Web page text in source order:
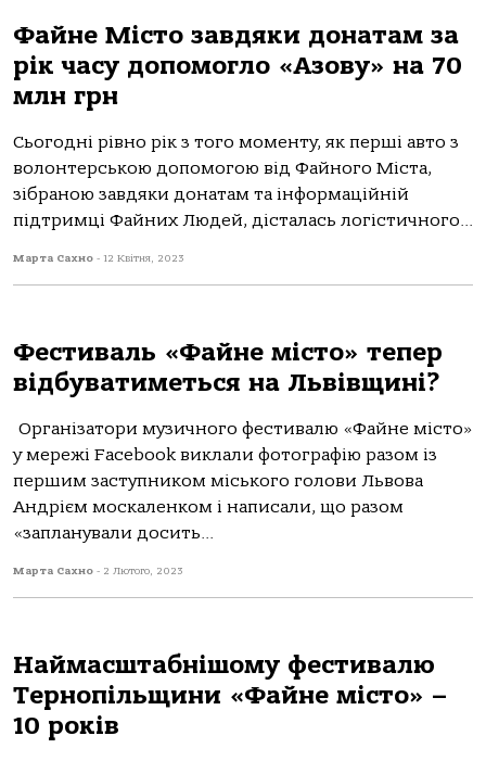
Файне Місто завдяки донатам за
рік часу допомогло «Азову» на 70
млн грн
Сьогодні рівно рік з того моменту, як перші авто з
волонтерською допомогою від Файного Міста,
зібраною завдяки донатам та інформаційній
підтримці Файних Людей, дісталась логістичного...
Марта Сахно - 12 Квітня, 2023
Фестиваль «Файне місто» тепер
відбуватиметься на Львівщині?
Організатори музичного фестивалю «Файне місто»
у мережі Facebook виклали фотографію разом із
першим заступником міського голови Львова
Андрієм москаленком і написали, що разом
«запланували досить...
Марта Сахно - 2 Лютого, 2023
Наймасштабнішому фестивалю
Тернопільщини «Файне місто» –
10 років